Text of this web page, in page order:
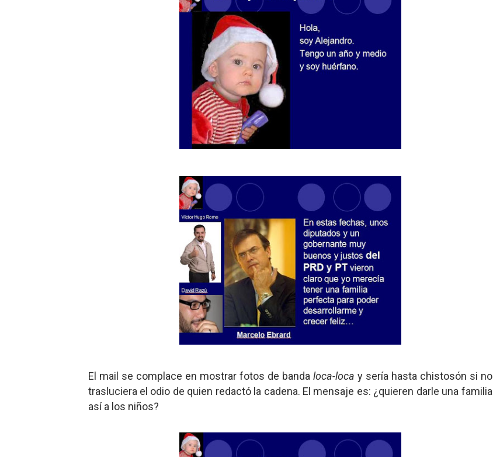
El mail se complace en mostrar fotos de banda loca-loca y sería hasta chistosón si no
trasluciera el odio de quien redactó la cadena. El mensaje es: ¿quieren darle una familia
así a los niños?